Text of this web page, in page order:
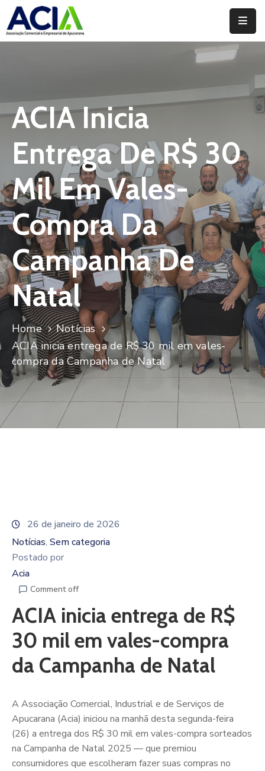
Serviços
Campanhas
Convênios
Benefícios
Fórum
Desenvolve
Instituto
De
Pesquisa
Imprensa
Contato
ACIA Inicia
Entrega De R$ 30
Mil Em Vales-
Compra Da
Campanha De
Natal
Home
Notícias
ACIA inicia entrega de R$ 30 mil em vales-
compra da Campanha de Natal
26 de janeiro de 2026
Notícias‚ Sem categoria
Postado por
Acia
Comment off
ACIA inicia entrega de R$
30 mil em vales-compra
da Campanha de Natal
A Associação Comercial, Industrial e de Serviços de
Apucarana (Acia) iniciou na manhã desta segunda-feira
(26) a entrega dos R$ 30 mil em vales-compra sorteados
na Campanha de Natal 2025 — que premiou
consumidores que escolheram fazer suas compras no